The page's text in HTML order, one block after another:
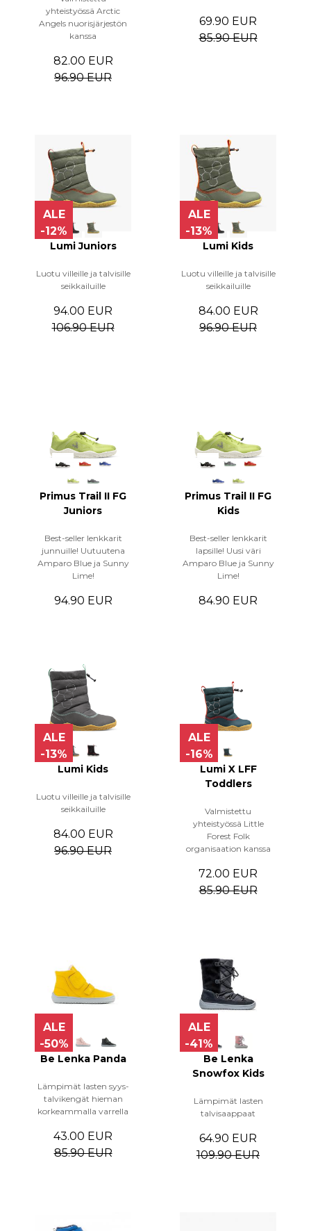
yhteistyössä Arctic
Angels nuorisjärjestön
kanssa
82.00 EUR
96.90 EUR
69.90 EUR
85.90 EUR
ALE
-12%
Lumi Juniors
Luotu villeille ja talvisille
seikkailuille
94.00 EUR
106.90 EUR
ALE
-13%
Lumi Kids
Luotu villeille ja talvisille
seikkailuille
84.00 EUR
96.90 EUR
Primus Trail II FG
Juniors
Best-seller lenkkarit
junnuille! Uutuutena
Amparo Blue ja Sunny
Lime!
94.90 EUR
Primus Trail II FG
Kids
Best-seller lenkkarit
lapsille! Uusi väri
Amparo Blue ja Sunny
Lime!
84.90 EUR
ALE
-13%
Lumi Kids
Luotu villeille ja talvisille
seikkailuille
84.00 EUR
96.90 EUR
ALE
-16%
Lumi X LFF
Toddlers
Valmistettu
yhteistyössä Little
Forest Folk
organisaation kanssa
72.00 EUR
85.90 EUR
ALE
-50%
Be Lenka Panda
Lämpimät lasten syys-
talvikengät hieman
korkeammalla varrella
43.00 EUR
85.90 EUR
ALE
-41%
Be Lenka
Snowfox Kids
Lämpimät lasten
talvisaappaat
64.90 EUR
109.90 EUR